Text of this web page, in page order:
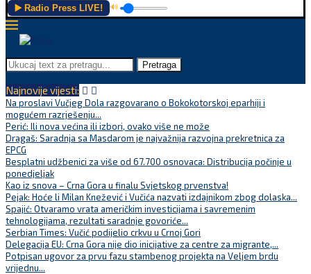
▶️ Radio Press LIVE! 🔊
Pretraga
Najnovije vijesti:
Na proslavi Vučjeg Dola razgovarano o Bokokotorskoj eparhiji i
mogućem razrješenju...
Perić: Ili nova većina ili izbori, ovako više ne može
Dragaš: Saradnja sa Masdarom je najvažnija razvojna prekretnica za
EPCG
Besplatni udžbenici za više od 67.700 osnovaca: Distribucija počinje u
ponedjeljak
Kao iz snova – Crna Gora u finalu Svjetskog prvenstva!
Pejak: Hoće li Milan Knežević i Vučića nazvati izdajnikom zbog dolaska...
Spajić: Otvaramo vrata američkim investicijama i savremenim
tehnologijama, rezultati saradnje govoriće...
Serbian Times: Vučić podijelio crkvu u Crnoj Gori
Delegacija EU: Crna Gora nije dio inicijative za centre za migrante,...
Potpisan ugovor za prvu fazu stambenog projekta na Veljem brdu
vrijednu...